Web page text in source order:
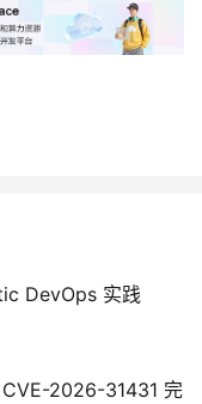
DevOps 实践
CVE-2026-31431 完